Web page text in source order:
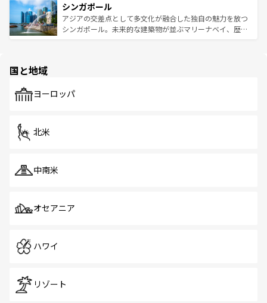
参照してほしい。
激する。気候は一年中温暖で、どの季節にも異なる楽しみ
が待っている。親しみやすいタイの人々、仏教を中心とし
た文化、そして多様な観光資源が、訪れる旅人を魅了し続
み、どこを訪れても感動するはず。観光スポットが密集し
ており、効率よく見どころを回れるのも魅力。息をのむよ
うな絶景から文化的な体験まで、香港を存分に楽しみ尽く
シンガポール
アジアの交差点として多文化が融合した独自の魅力を放つ
シンガポール。未来的な建築物が並ぶマリーナベイ、歴史
で、ホーカーズは地元の風情を楽しめる外せないスポット
国と地域
ヨーロッパ
北米
中南米
オセアニア
ハワイ
リゾート